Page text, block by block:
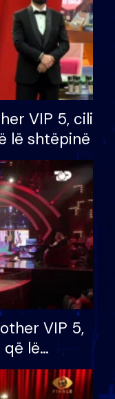
VIP 5, cili
lë shtëpinë
VIP 5,
që lë
për